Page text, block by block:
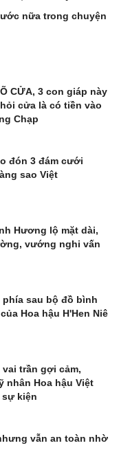
nữa trong chuyện
CỬA, 3 con giáp này
cửa là có tiền vào
Chạp
đón 3 đám cưới
sao Việt
Hương lộ mặt dài,
vướng nghi vấn
sau bộ đồ bình
Hoa hậu H'Hen Niê
vai trần gợi cảm,
nhân Hoa hậu Việt
sự kiện
vẫn an toàn nhờ